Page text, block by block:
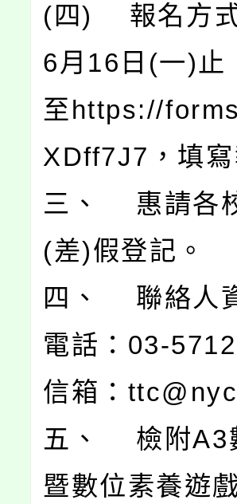
(四) 報名方式
6月16日(一)止
至https://
XDff7J7，填
三、 惠請各
(差)假登記。
四、 聯絡人
電話：03-
信箱：
五、 檢附A3
暨數位素養遊